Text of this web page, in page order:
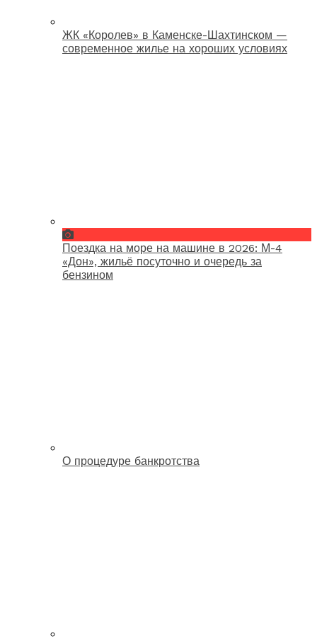
ЖК «Королев» в Каменске-Шахтинском —
современное жилье на хороших условиях
Поездка на море на машине в 2026: М-4
«Дон», жильё посуточно и очередь за
бензином
О процедуре банкротства